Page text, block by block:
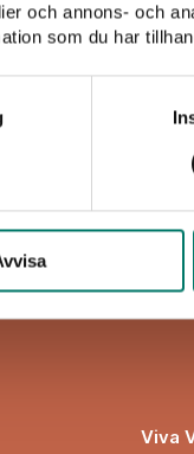
och annons- och
som du har
Sallader Pasta
Viva